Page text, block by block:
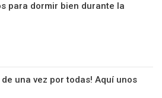
para dormir bien durante la
de una vez por todas! Aquí unos